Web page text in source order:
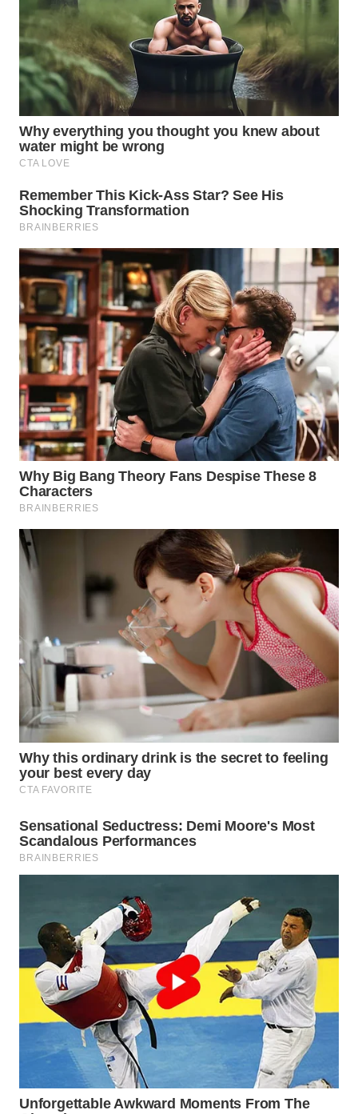
WN
PRIANGAN
TIMUR
WN
SEMARANG
WN
WN
BOROBUDUR
WN
MADURA
WN
SURABAYA
WN
NATUNA
WN
BINTAN
WN
MANDALIKA
LABUANBAJO
WN
BORNEO
Wahana
Media
Group
NEWS
WAHANA
WAHANA
ADVOKAT
WAHANA
INFRASTRUKTUR
WAHANA
KONSUMEN